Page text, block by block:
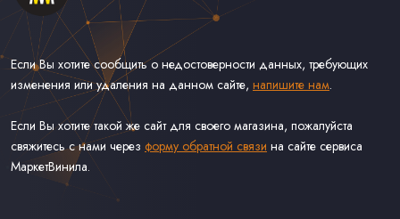
Если Вы хотите сообщить о недостоверности данных, требующих
изменения или удаления на данном сайте, напишите нам.
Если Вы хотите такой же сайт для своего магазина, пожалуйста
свяжитесь с нами через форму обратной связи на сайте сервиса
МаркетВинила.
Каталог Винила, CD и Кассет